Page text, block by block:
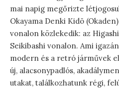
mai napig megőrizte
Okayama Denki Kidō
vonalon közlekedik: az
Seikibashi vonalon. Ami
modern és a retró járművek
új, alacsonypadlós,
utakat, találkozhatunk régi,